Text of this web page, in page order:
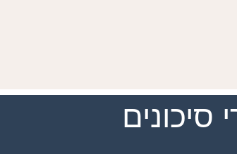
סיכונים